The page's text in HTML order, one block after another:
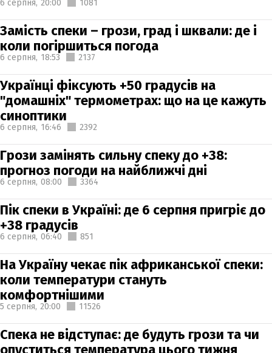
6 серпня, 20:00 1081
Замість спеки – грози, град і шквали: де і
коли погіршиться погода
6 серпня, 18:53 2137
Українці фіксують +50 градусів на
"домашніх" термометрах: що на це кажуть
синоптики
6 серпня, 16:46 2392
Грози замінять сильну спеку до +38:
прогноз погоди на найближчі дні
6 серпня, 08:00 3364
Пік спеки в Україні: де 6 серпня пригріє до
+38 градусів
6 серпня, 06:40 851
На Україну чекає пік африканської спеки:
коли температури стануть
комфортнішими
5 серпня, 20:00 11526
Спека не відступає: де будуть грози та чи
опуститься температура цього тижня